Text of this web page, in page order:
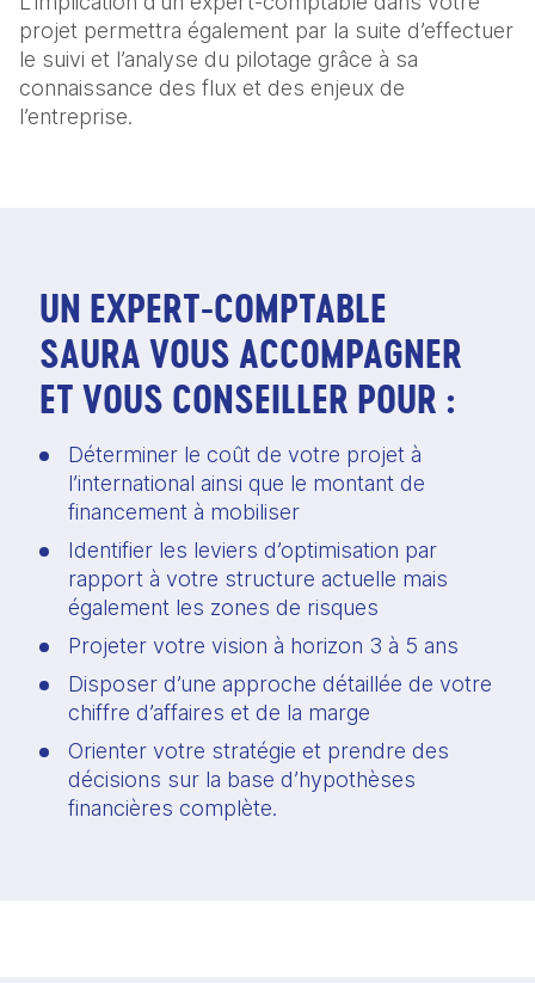
projet permettra également par la suite d’effectuer
le suivi et l’analyse du pilotage grâce à sa
connaissance des flux et des enjeux de
l’entreprise.
UN EXPERT-COMPTABLE
SAURA VOUS ACCOMPAGNER
ET VOUS CONSEILLER POUR :
Déterminer le coût de votre projet à
l’international ainsi que le montant de
financement à mobiliser
Identifier les leviers d’optimisation par
rapport à votre structure actuelle mais
également les zones de risques
Projeter votre vision à horizon 3 à 5 ans
Disposer d’une approche détaillée de votre
chiffre d’affaires et de la marge
Orienter votre stratégie et prendre des
décisions sur la base d’hypothèses
financières complète.